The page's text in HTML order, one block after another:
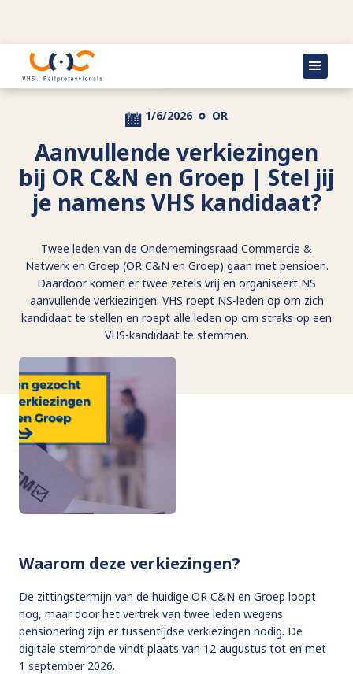
Terug naar actueel
1/6/2026 OR
Aanvullende verkiezingen
bij OR C&N en Groep | Stel jij
je namens VHS kandidaat?
Twee leden van de Ondernemingsraad Commercie &
Netwerk en Groep (OR C&N en Groep) gaan met pensioen.
Daardoor komen er twee zetels vrij en organiseert NS
aanvullende verkiezingen. VHS roept NS-leden op om zich
kandidaat te stellen en roept alle leden op om straks op een
VHS-kandidaat te stemmen.
Waarom deze verkiezingen?
De zittingstermijn van de huidige OR C&N en Groep loopt
nog, maar door het vertrek van twee leden wegens
pensionering zijn er tussentijdse verkiezingen nodig. De
digitale stemronde vindt plaats van 12 augustus tot en met
1 september 2026.